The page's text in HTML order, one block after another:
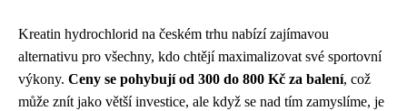
Kreatin hydrochlorid na českém trhu nabízí zajímavou
alternativu pro všechny, kdo chtějí maximalizovat své sportovní
výkony. Ceny se pohybují od 300 do 800 Kč za balení, což
může znít jako větší investice, ale když se nad tím zamyslíme, je